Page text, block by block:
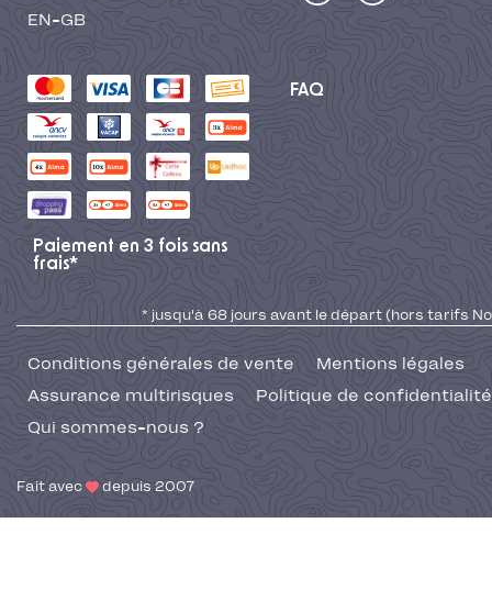
EN-GB
FAQ
Paiement en 3 fois sans
frais*
* jusqu'à 68 jours avant le départ (hors tarifs No
Conditions générales de vente
Mentions légales
Assurance multirisques
Politique de confidentialité
Qui sommes-nous ?
Fait avec depuis 2007